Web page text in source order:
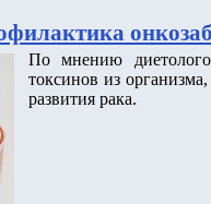
По мнению
токсинов из
развития рака.